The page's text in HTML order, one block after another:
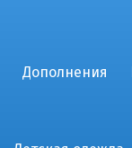
Дополнения